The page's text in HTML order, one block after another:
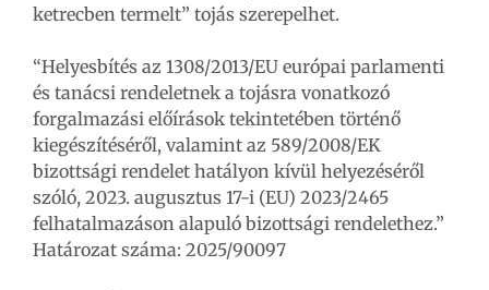
ketrecben termelt” tojás szerepelhet.
“Helyesbítés az 1308/2013/EU európai parlamenti
és tanácsi rendeletnek a tojásra vonatkozó
forgalmazási előírások tekintetében történő
kiegészítéséről, valamint az 589/2008/EK
bizottsági rendelet hatályon kívül helyezéséről
szóló, 2023. augusztus 17-i (EU) 2023/2465
felhatalmazáson alapuló bizottsági rendelethez.”
Határozat száma: 2025/90097